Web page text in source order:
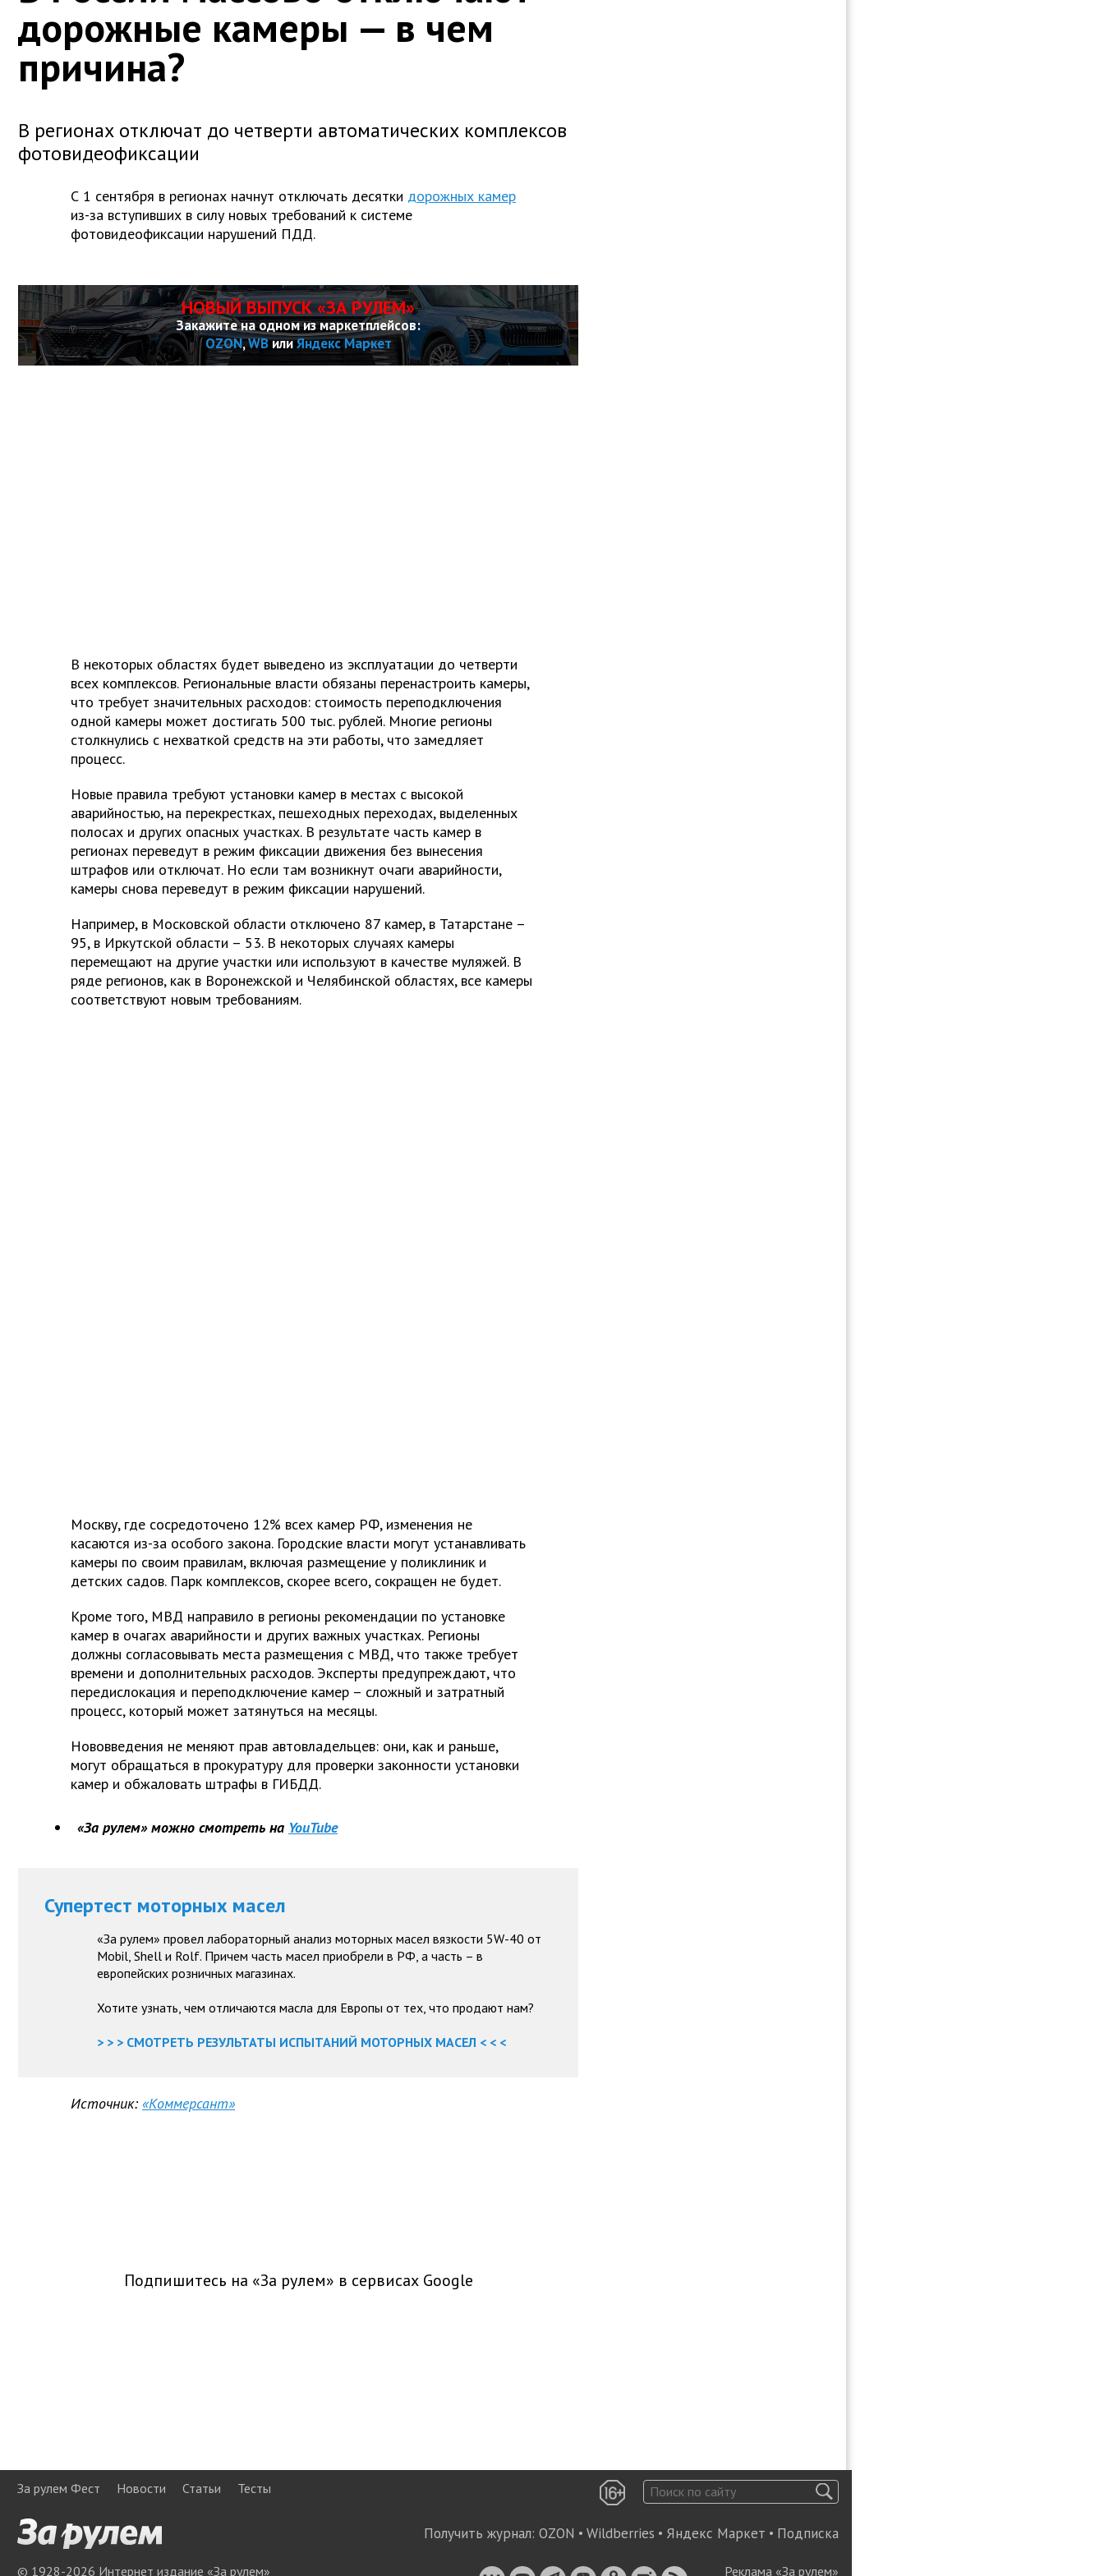
дорожные камеры — в чем
причина?
В регионах отключат до четверти автоматических комплексов
фотовидеофиксации
С 1 сентября в регионах начнут отключать десятки дорожных камер
из-за вступивших в силу новых требований к системе
фотовидеофиксации нарушений ПДД.
НОВЫЙ ВЫПУСК «ЗА РУЛЕМ»
Закажите на одном из маркетплейсов:
OZON,WBилиЯндекс Маркет
В некоторых областях будет выведено из эксплуатации до четверти
всех комплексов. Региональные власти обязаны перенастроить камеры,
что требует значительных расходов: стоимость переподключения
одной камеры может достигать 500 тыс. рублей. Многие регионы
столкнулись с нехваткой средств на эти работы, что замедляет
процесс.
Новые правила требуют установки камер в местах с высокой
аварийностью, на перекрестках, пешеходных переходах, выделенных
полосах и других опасных участках. В результате часть камер в
регионах переведут в режим фиксации движения без вынесения
штрафов или отключат. Но если там возникнут очаги аварийности,
камеры снова переведут в режим фиксации нарушений.
Например, в Московской области отключено 87 камер, в Татарстане –
95, в Иркутской области – 53. В некоторых случаях камеры
перемещают на другие участки или используют в качестве муляжей. В
ряде регионов, как в Воронежской и Челябинской областях, все камеры
соответствуют новым требованиям.
Москву, где сосредоточено 12% всех камер РФ, изменения не
касаются из-за особого закона. Городские власти могут устанавливать
камеры по своим правилам, включая размещение у поликлиник и
детских садов. Парк комплексов, скорее всего, сокращен не будет.
Кроме того, МВД направило в регионы рекомендации по установке
камер в очагах аварийности и других важных участках. Регионы
должны согласовывать места размещения с МВД, что также требует
времени и дополнительных расходов. Эксперты предупреждают, что
передислокация и переподключение камер – сложный и затратный
процесс, который может затянуться на месяцы.
Нововведения не меняют прав автовладельцев: они, как и раньше,
могут обращаться в прокуратуру для проверки законности установки
камер и обжаловать штрафы в ГИБДД.
«За рулем» можно смотреть на YouTube
Супертест моторных масел
«За рулем» провел лабораторный анализ моторных масел вязкости 5W-40 от
Mobil, Shell и Rolf. Причем часть масел приобрели в РФ, а часть – в
европейских розничных магазинах.
Хотите узнать, чем отличаются масла для Европы от тех, что продают нам?
> > > СМОТРЕТЬ РЕЗУЛЬТАТЫ ИСПЫТАНИЙ МОТОРНЫХ МАСЕЛ < < <
Источник: «Коммерсант»
Подпишитесь на «За рулем» в сервисах Google
За рулем Фест Новости Статьи Тесты
Получить журнал: OZON • Wildberries • Яндекс Маркет • Подписка
© 1928-2026 Интернет издание «За рулем» Реклама «За рулем»